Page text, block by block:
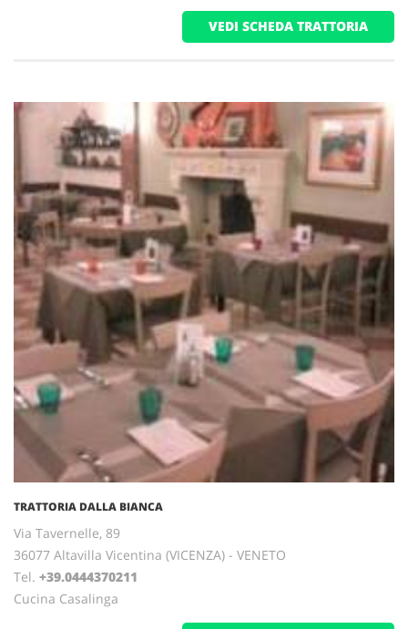
VEDI SCHEDA TRATTORIA
TRATTORIA DALLA BIANCA
Via Tavernelle, 89
36077 Altavilla Vicentina (VICENZA) - VENETO
Tel. +39.0444370211
Cucina Casalinga